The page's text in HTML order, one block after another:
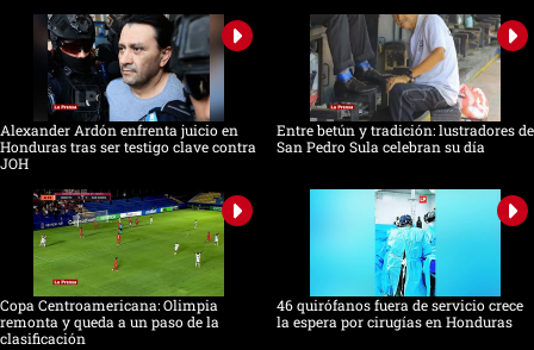
Alexander Ardón enfrenta juicio en
Honduras tras ser testigo clave contra
JOH
Entre betún y tradición: lustradores de
San Pedro Sula celebran su día
Copa Centroamericana: Olimpia
remonta y queda a un paso de la
clasificación
46 quirófanos fuera de servicio crece
la espera por cirugías en Honduras